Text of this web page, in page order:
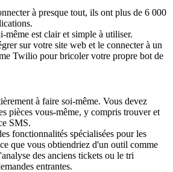
à presque tout, ils ont plus de 6 000
même est clair et simple à utiliser.
sur votre site web et le connecter à un
Twilio pour bricoler votre propre bot de
à faire soi-même. Vous devez
pièces vous-même, y compris trouver et
SMS.
fonctionnalités spécialisées pour les
que vous obtiendriez d'un outil comme
des anciens tickets ou le tri
entrantes.